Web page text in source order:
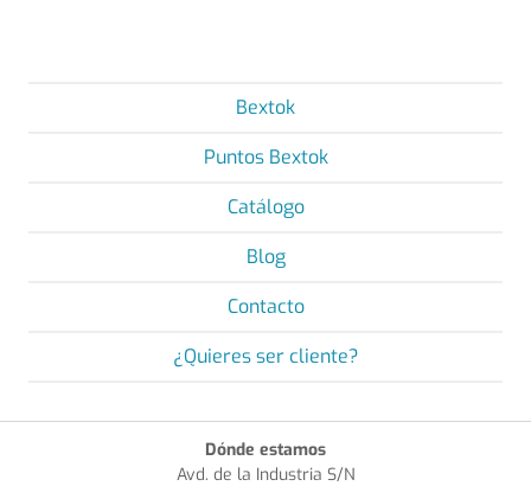
Bextok
Puntos Bextok
Catálogo
Blog
Contacto
¿Quieres ser cliente?
Dónde estamos
Avd. de la Industria S/N